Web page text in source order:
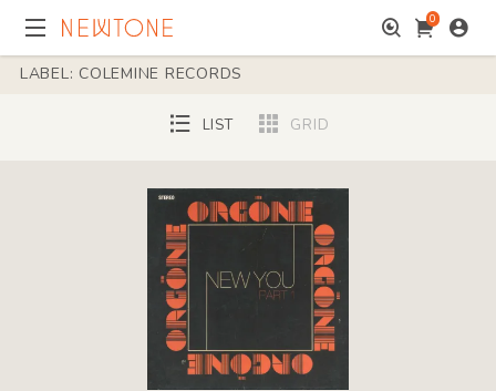
0
LABEL: COLEMINE RECORDS
LIST GRID